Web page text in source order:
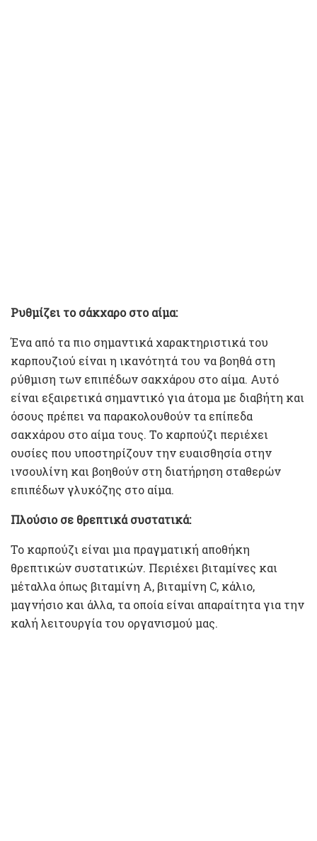
Ρυθμίζει το σάκχαρο στο αίμα:
Ένα από τα πιο σημαντικά χαρακτηριστικά του
καρπουζιού είναι η ικανότητά του να βοηθά στη
ρύθμιση των επιπέδων σακχάρου στο αίμα. Αυτό
είναι εξαιρετικά σημαντικό για άτομα με διαβήτη και
όσους πρέπει να παρακολουθούν τα επίπεδα
σακχάρου στο αίμα τους. Το καρπούζι περιέχει
ουσίες που υποστηρίζουν την ευαισθησία στην
ινσουλίνη και βοηθούν στη διατήρηση σταθερών
επιπέδων γλυκόζης στο αίμα.
Πλούσιο σε θρεπτικά συστατικά:
Το καρπούζι είναι μια πραγματική αποθήκη
θρεπτικών συστατικών. Περιέχει βιταμίνες και
μέταλλα όπως βιταμίνη Α, βιταμίνη C, κάλιο,
μαγνήσιο και άλλα, τα οποία είναι απαραίτητα για την
καλή λειτουργία του οργανισμού μας.